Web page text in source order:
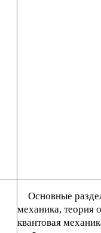
Основные
механика, теория
квантовая